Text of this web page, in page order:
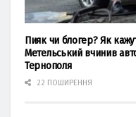
Пияк чи блогер? Як
Метельський вчинив
Тернополя
22 ПОШИРЕННЯ